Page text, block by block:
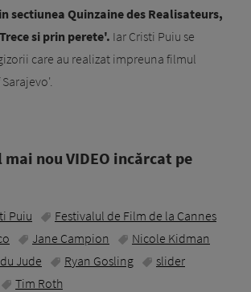
sectiunea Quinzaine des Realisateurs,
si prin perete'. Iar Cristi Puiu se
care au realizat impreuna filmul
nou VIDEO incărcat pe
Puiu
Festivalul de Film de la Cannes
Jane Campion
Nicole Kidman
Jude Ryan Gosling
slider
Tim Roth